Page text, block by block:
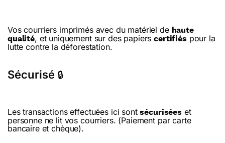
Vos courriers imprimés avec du matériel de haute
qualité, et uniquement sur des papierscertifiés pour la
lutte contre la déforestation.
Sécurisé 🔒
Les transactions effectuées ici sontsécurisées et
personne ne lit vos courriers. (Paiement par carte
bancaire et chèque).